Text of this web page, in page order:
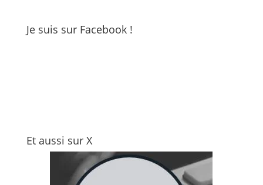
Je suis sur Facebook !
Et aussi sur X